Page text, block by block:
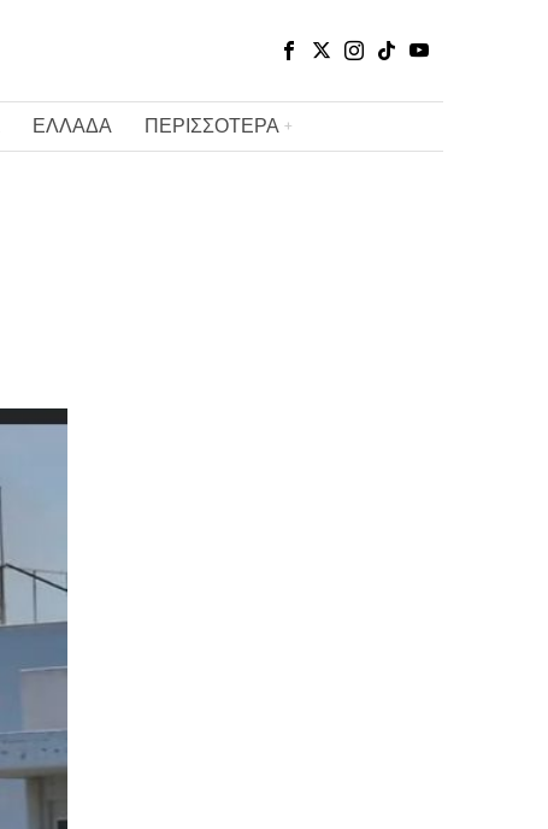
ΕΛΛΑΔΑ ΠΕΡΙΣΣΟΤΕΡΑ